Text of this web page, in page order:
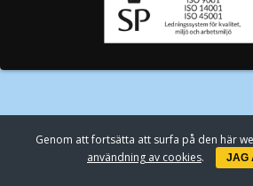
Genom att fortsätta att surfa på den här
användning av cookies. JAG